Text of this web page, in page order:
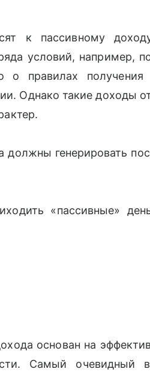
к пассивному
условий, например,
о правилах получения
Однако такие доходы
должны генерировать
«пассивные»
основан на
Самый